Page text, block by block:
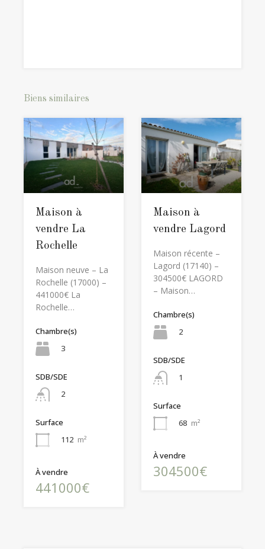
Biens similaires
Maison à
vendre La
Rochelle
Maison neuve – La
Rochelle (17000) –
441000€ La
Rochelle…
Chambre(s)
3
SDB/SDE
2
Surface
112 m²
À vendre
441000€
Maison à
vendre Lagord
Maison récente –
Lagord (17140) –
304500€ LAGORD
– Maison…
Chambre(s)
2
SDB/SDE
1
Surface
68 m²
À vendre
304500€